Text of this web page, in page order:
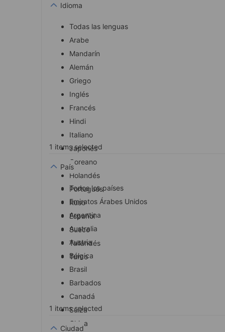
Idioma
Todas las lenguas
Arabe
Mandarín
Alemán
Griego
Inglés
Francés
Hindi
Italiano
Japonés
Coreano
Holandés
Portugués
Ruso
Español
Sueco
Tailandés
Turco
1 items selected
País
Todos los países
Emiratos Árabes Unidos
Argentina
Australia
Austria
Bélgica
Brasil
Barbados
Canadá
Suiza
China
1 items selected
Ciudad